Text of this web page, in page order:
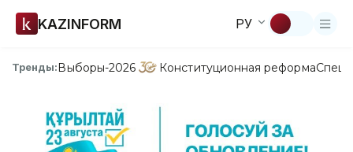
KAZINFORM РУ
Тренды:Выборы-2026 Конституционная реформа